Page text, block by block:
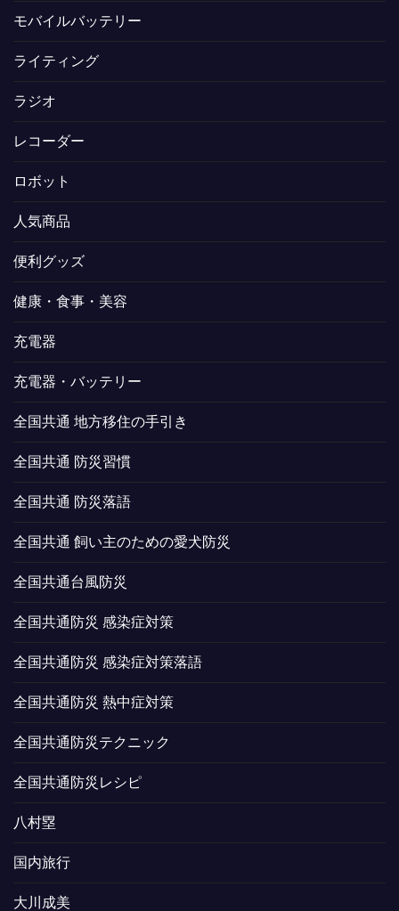
モバイルバッテリー
ライティング
ラジオ
レコーダー
ロボット
人気商品
便利グッズ
健康・食事・美容
充電器
充電器・バッテリー
全国共通 地方移住の手引き
全国共通 防災習慣
全国共通 防災落語
全国共通 飼い主のための愛犬防災
全国共通台風防災
全国共通防災 感染症対策
全国共通防災 感染症対策落語
全国共通防災 熱中症対策
全国共通防災テクニック
全国共通防災レシピ
八村塁
国内旅行
大川成美